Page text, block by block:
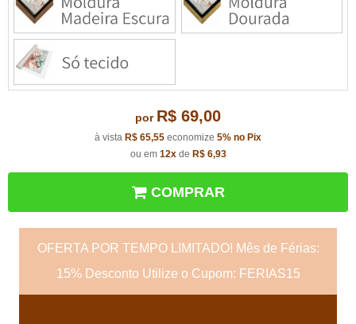
por R$ 69,00
à vista R$ 65,55 economize 5% no Pix
ou em 12xde R$ 6,93
COMPRAR
OFERTA POR TEMPO LIMITADO! Mês de Férias:
15% Desconto Utilize o Cupom: FERIAS15